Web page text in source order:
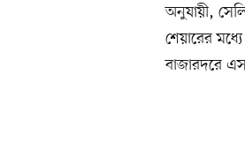
অনুযায়ী,
শেয়ারের
বাজারদরে